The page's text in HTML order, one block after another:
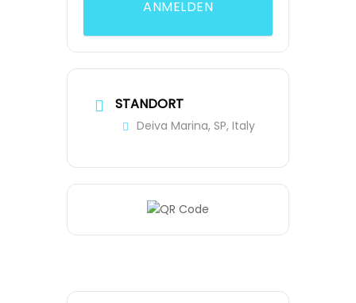
ANMELDEN
STANDORT
Deiva Marina, SP, Italy